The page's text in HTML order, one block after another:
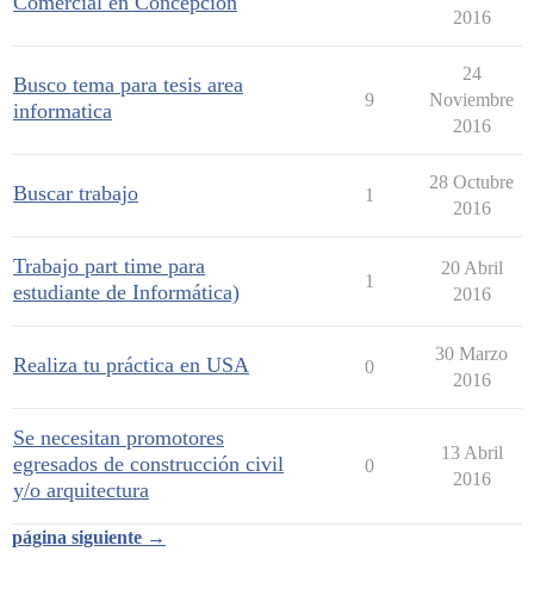
2016
Busco tema para tesis area
informatica
9
24
Noviembre
2016
Buscar trabajo 1
28 Octubre
2016
Trabajo part time para
estudiante de Informática)
1
20 Abril
2016
Realiza tu práctica en USA 0
30 Marzo
2016
Se necesitan promotores
egresados de construcción civil
y/o arquitectura
0
13 Abril
2016
página siguiente →